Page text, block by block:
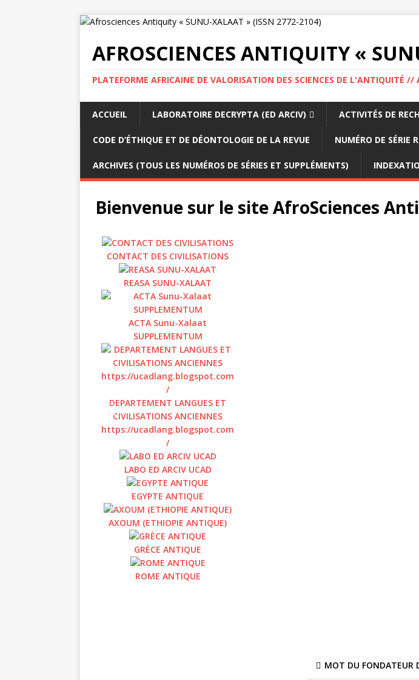
AFROSCIENCES ANTIQUITY «
PLATEFORME AFRICAINE DE VALORISATION DES SCIENCES DE L'ANTIQUITÉ
ACCUEIL LABORATOIRE DECRYPTA (ED ARCIV) ACTIVITÉS DE
CODE D’ÉTHIQUE ET DE DÉONTOLOGIE DE LA REVUE NUMÉRO DE SÉRIE
ARCHIVES (TOUS LES NUMÉROS DE SÉRIES ET SUPPLÉMENTS)
Bienvenue sur le site AfroSciences
CONTACT DES CIVILISATIONS
REASA SUNU-XALAAT
ACTA Sunu-Xalaat
SUPPLEMENTUM
DEPARTEMENT LANGUES ET
CIVILISATIONS ANCIENNES
https://ucadlang.blogspot.com
/
LABO ED ARCIV UCAD
EGYPTE ANTIQUE
AXOUM (ETHIOPIE ANTIQUE)
GRÈCE ANTIQUE
ROME ANTIQUE
MOT DU FONDATEUR